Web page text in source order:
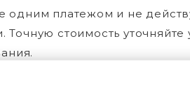
одним платежом и не
стоимость